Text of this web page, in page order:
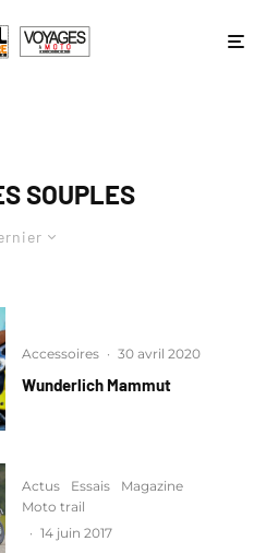
SOUPLES
Accessoires · 30 avril 2020
Wunderlich Mammut
Actus Essais
Magazine
Moto trail
· 14 juin 2017